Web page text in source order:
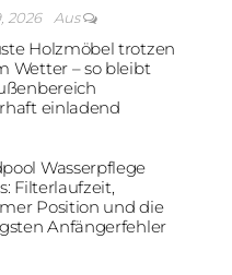
2026 Aus
Holzmöbel trotzen
Wetter – so bleibt
einladend
Wasserpflege
Filterlaufzeit,
Position und die
Anfängerfehler